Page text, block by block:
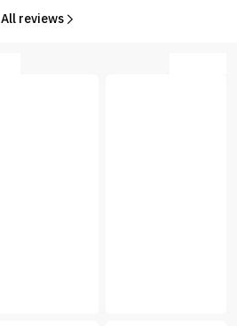
All reviews